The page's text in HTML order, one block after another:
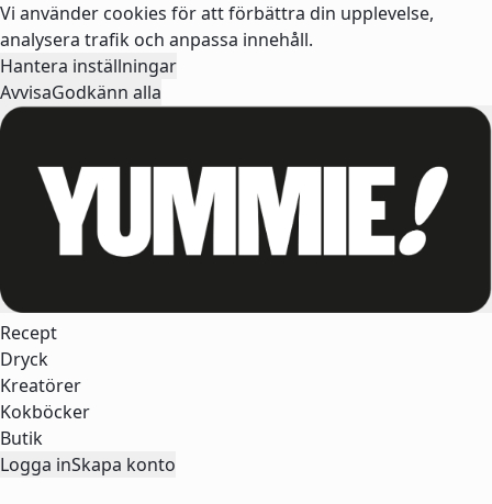
Vi använder cookies för att förbättra din upplevelse,
analysera trafik och anpassa innehåll.
Hantera inställningar
AvvisaGodkänn alla
Recept
Dryck
Kreatörer
Kokböcker
Butik
Logga inSkapa konto